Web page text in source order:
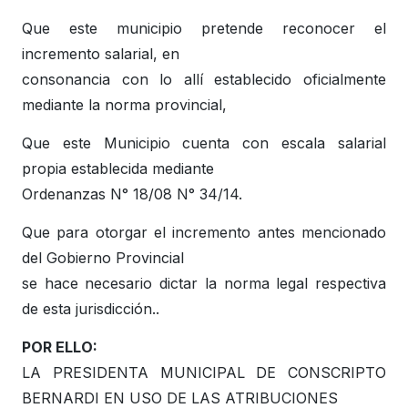
Que este municipio pretende reconocer el
incremento salarial, en
consonancia con lo allí establecido oficialmente
mediante la norma provincial,
Que este Municipio cuenta con escala salarial
propia establecida mediante
Ordenanzas N° 18/08 N° 34/14.
Que para otorgar el incremento antes mencionado
del Gobierno Provincial
se hace necesario dictar la norma legal respectiva
de esta jurisdicción..
POR ELLO:
LA PRESIDENTA MUNICIPAL DE CONSCRIPTO
BERNARDI EN USO DE LAS ATRIBUCIONES